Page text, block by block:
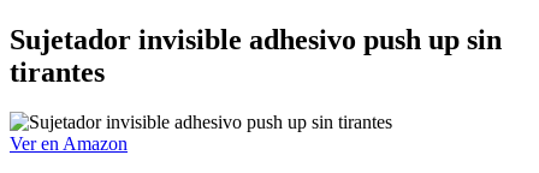
Sujetador invisible adhesivo push up sin
tirantes
Ver en Amazon